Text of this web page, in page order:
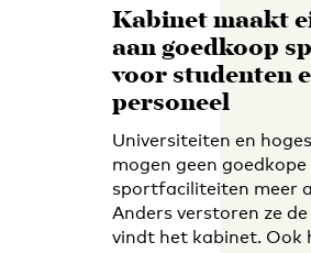
Kabinet maakt
aan goedkoop
voor studenten
personeel
Universiteiten en
mogen geen goedkope
sportfaciliteiten meer
Anders verstoren ze
vindt het kabinet. Ook